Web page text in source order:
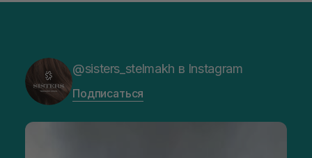
@sisters_stelmakh в Instagram
Подписаться